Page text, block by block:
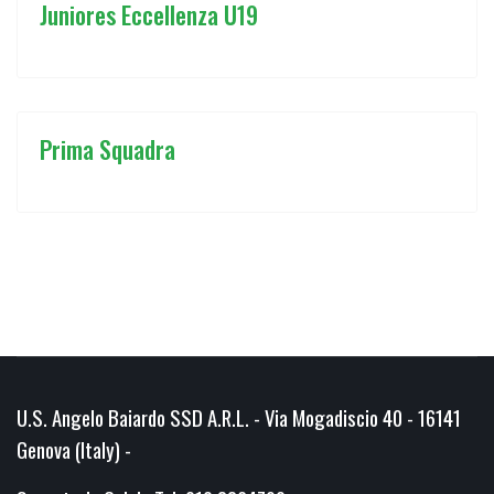
Juniores Eccellenza U19
Prima Squadra
U.S. Angelo Baiardo SSD A.R.L. - Via Mogadiscio 40 - 16141
Genova (Italy) -